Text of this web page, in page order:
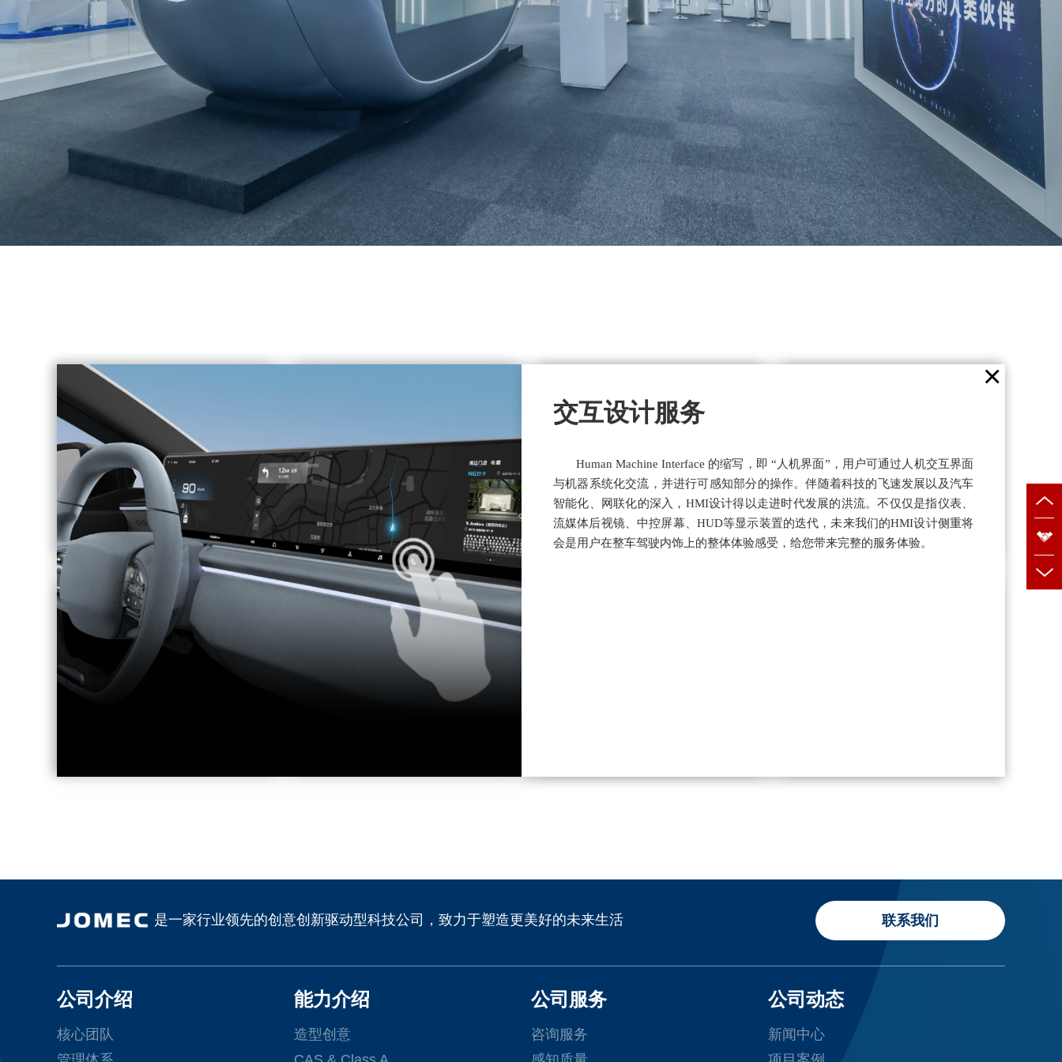
样车试制服务 展车制作服务
×
交互设计服务
Human Machine Interface 的缩写，即 “人机界面”，用户可通过人机交互界面
与机器系统化交流，并进行可感知部分的操作。伴随着科技的飞速发展以及汽车
智能化、网联化的深入，HMI设计得以走进时代发展的洪流。不仅仅是指仪表、
流媒体后视镜、中控屏幕、HUD等显示装置的迭代，未来我们的HMI设计侧重将
会是用户在整车驾驶内饰上的整体体验感受，给您带来完整的服务体验。
是一家行业领先的创意创新驱动型科技公司，致力于塑造更美好的未来生活 联系我们
公司介绍
核心团队
能力介绍
造型创意
公司服务
咨询服务
公司动态
新闻中心